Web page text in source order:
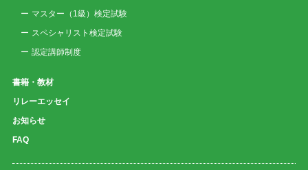
マスター（1級）検定試験
スペシャリスト検定試験
認定講師制度
書籍・教材
リレーエッセイ
お知らせ
FAQ